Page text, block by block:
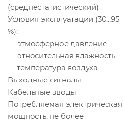
(среднестатистический)
Условия эксплуатации (30...95
%):
— атмосферное давление
— относительная влажность
— температура воздуха
Выходные сигналы
Кабельные вводы
Потребляемая электрическая
мощность, не более